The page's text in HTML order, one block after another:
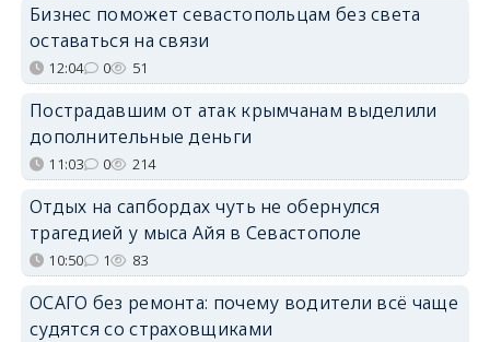
Бизнес поможет севастопольцам без света
оставаться на связи
12:04 0 51
Пострадавшим от атак крымчанам выделили
дополнительные деньги
11:03 0 214
Отдых на сапбордах чуть не обернулся
трагедией у мыса Айя в Севастополе
10:50 1 83
ОСАГО без ремонта: почему водители всё чаще
судятся со страховщиками